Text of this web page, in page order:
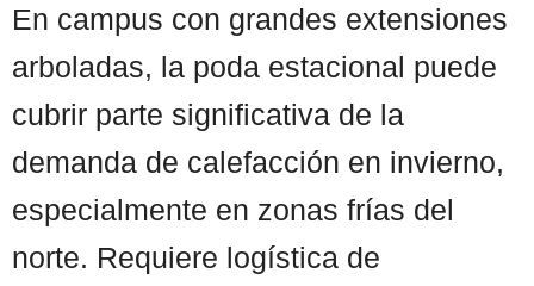
En campus con grandes extensiones
arboladas, la poda estacional puede
cubrir parte significativa de la
demanda de calefacción en invierno,
especialmente en zonas frías del
norte. Requiere logística de